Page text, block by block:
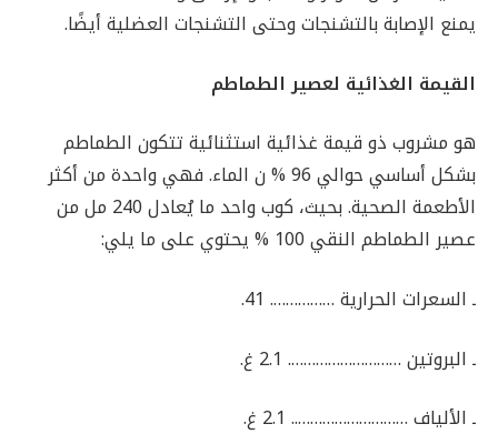
يمنع الإصابة بالتشنجات وحتى التشنجات العضلية أيضًا.
القيمة الغذائية لعصير الطماطم
هو مشروب ذو قيمة غذائية استثنائية تتكون الطماطم
بشكل أساسي حوالي 96 % ن الماء. فهي واحدة من أكثر
الأطعمة الصحية. بحيث، كوب واحد ما يُعادل 240 مل من
عصير الطماطم النقي 100 % يحتوي على ما يلي:
ـ السعرات الحرارية ……………. 41.
ـ البروتين ………………………. 2.1 غ.
ـ الألياف ……………………….. 2.1 غ.